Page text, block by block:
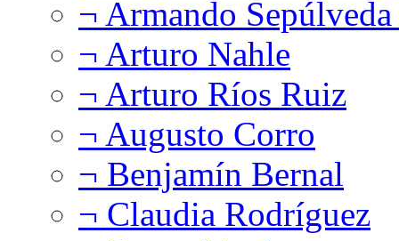
¬ Armando
¬ Arturo Nahle
¬ Arturo Ríos Ruiz
¬ Augusto Corro
¬ Benjamín Bernal
¬ Claudia Rodríguez